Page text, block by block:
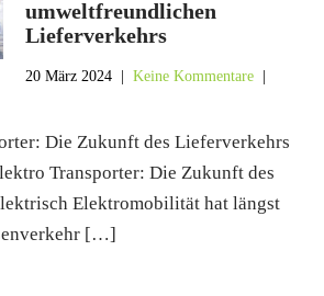
umweltfreundlichen
Lieferverkehrs
20 März 2024 |Keine Kommentare
Die Zukunft des Lieferverkehrs
Transporter: Die Zukunft des
Elektromobilität hat längst
[…]